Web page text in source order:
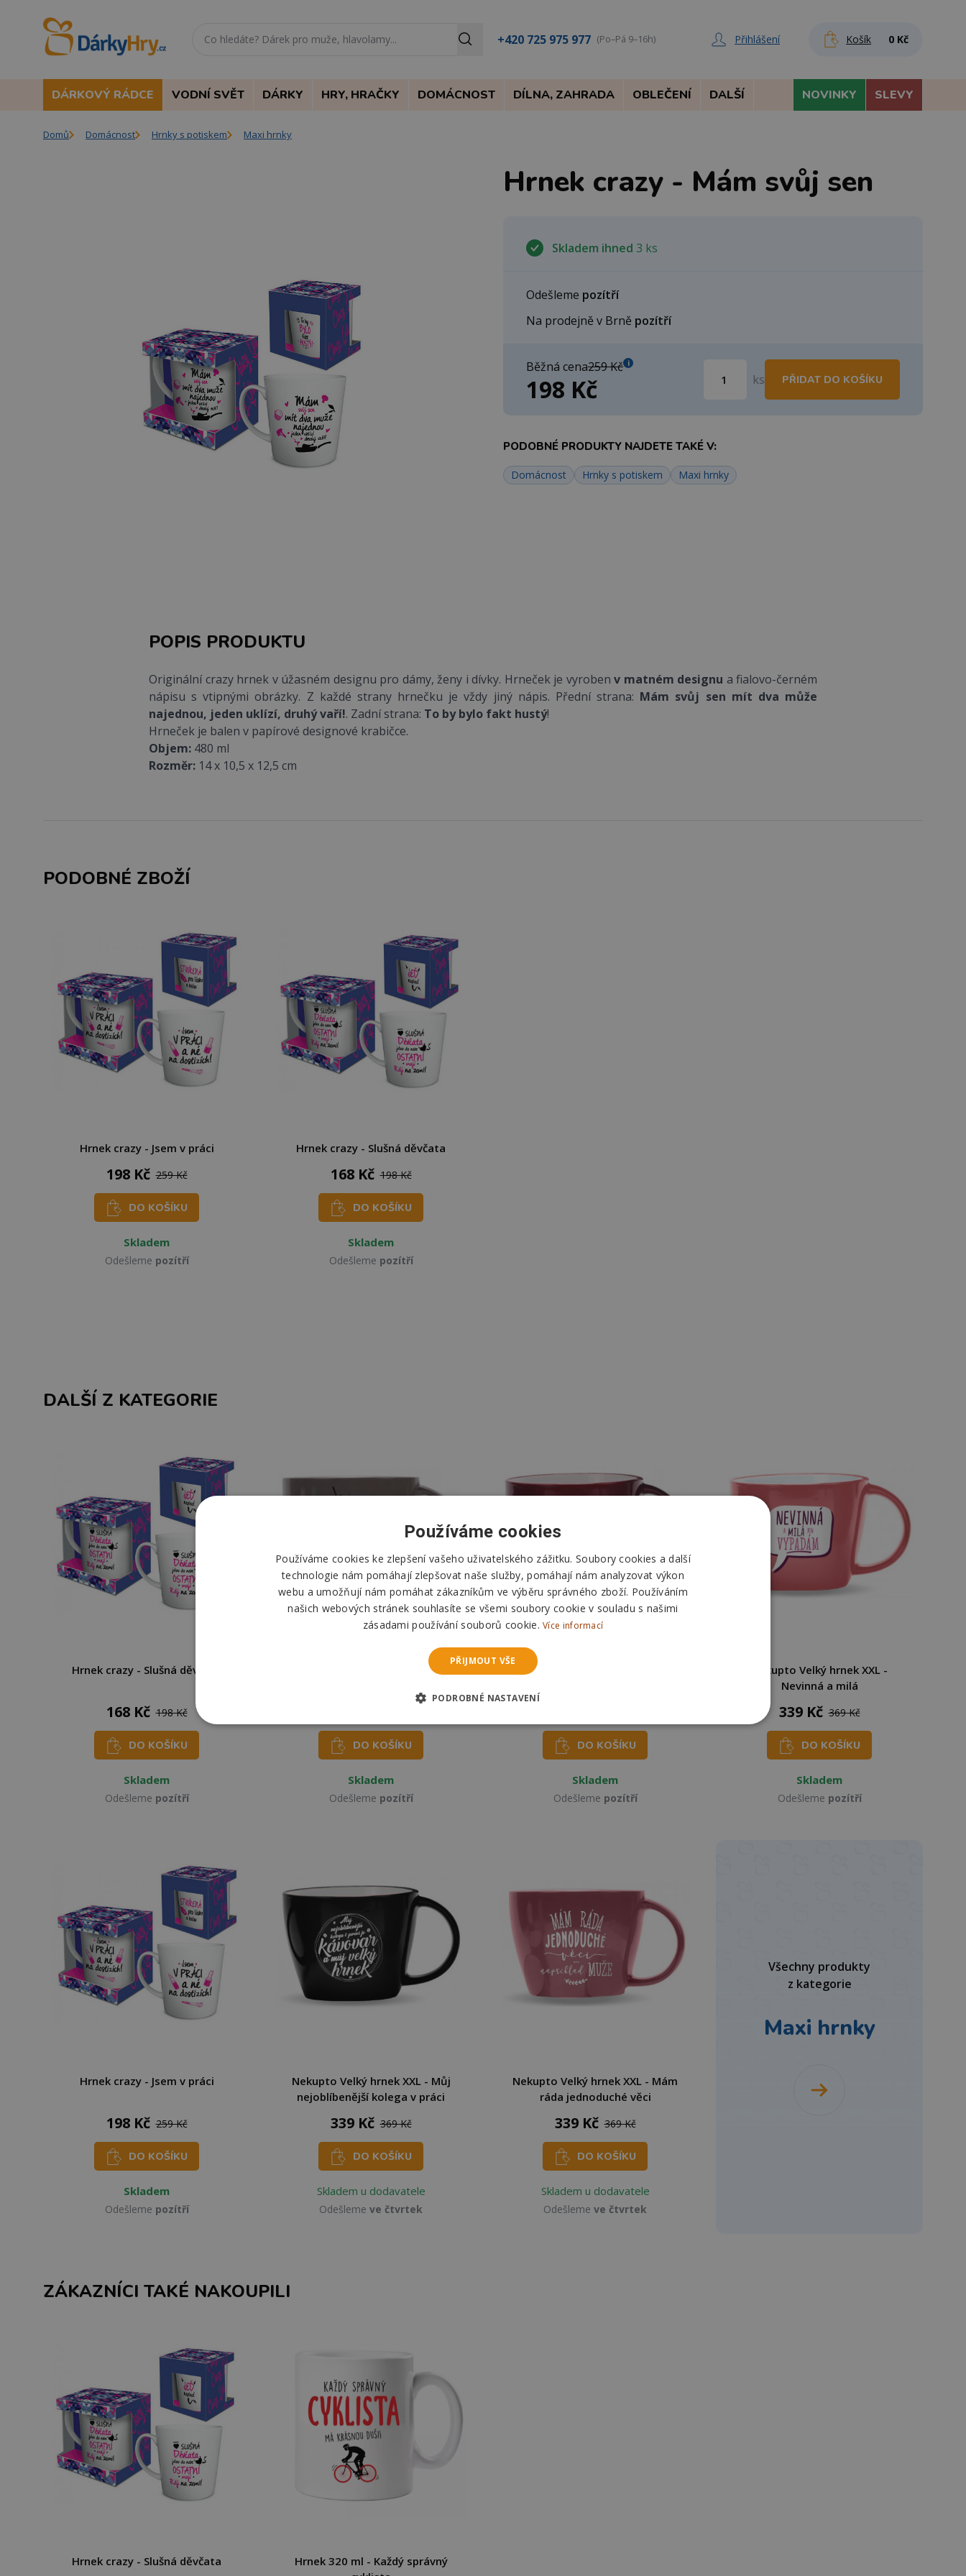
+420 725 975 977 (Po–Pá 9–16h) Přihlášení Košík 0 Kč
DÁRKOVÝ RÁDCE VODNÍ SVĚT DÁRKY HRY, HRAČKY DOMÁCNOST DÍLNA, ZAHRADA OBLEČENÍ DALŠÍ NOVINKY SLEVY
Domů Domácnost Hrnky s potiskem Maxi hrnky
Hrnek crazy - Mám svůj sen
Skladem ihned 3 ks
Odešleme pozítří
Na prodejně v Brně pozítří
198 Kč
Běžná cena259 Kč i
ks PŘIDAT DO KOŠÍKU
PODOBNÉ PRODUKTY NAJDETE TAKÉ V:
Domácnost Hrnky s potiskem Maxi hrnky
POPIS PRODUKTU
Originální crazy hrnek v úžasném designu pro dámy, ženy i dívky. Hrneček je vyroben v matném designu a fialovo-černém
nápisu s vtipnými obrázky. Z každé strany hrnečku je vždy jiný nápis. Přední strana: Mám svůj sen mít dva může
najednou, jeden uklízí, druhý vaří!. Zadní strana: To by bylo fakt hustý!
Hrneček je balen v papírové designové krabičce.
Objem: 480 ml
Rozměr: 14 x 10,5 x 12,5 cm
PODOBNÉ ZBOŽÍ
Hrnek crazy - Jsem v práci
198 Kč 259 Kč
DO KOŠÍKU
Skladem
Odešleme pozítří
Hrnek crazy - Slušná děvčata
168 Kč 198 Kč
DO KOŠÍKU
Skladem
Odešleme pozítří
DALŠÍ Z KATEGORIE
Hrnek crazy - Slušná děvčata
168 Kč 198 Kč
DO KOŠÍKU
Skladem
Odešleme pozítří
Nekupto Velký hrnek XXL - Big
DO KOŠÍKU
Skladem
Odešleme pozítří
Nekupto Velký hrnek XXL - Pro
DO KOŠÍKU
Skladem
Odešleme pozítří
Nekupto Velký hrnek XXL -
Nevinná a milá
339 Kč 369 Kč
DO KOŠÍKU
Skladem
Odešleme pozítří
Hrnek crazy - Jsem v práci
198 Kč 259 Kč
DO KOŠÍKU
Skladem
Odešleme pozítří
Nekupto Velký hrnek XXL - Můj
nejoblíbenější kolega v práci
339 Kč 369 Kč
DO KOŠÍKU
Skladem u dodavatele
Odešleme ve čtvrtek
Nekupto Velký hrnek XXL - Mám
ráda jednoduché věci
339 Kč 369 Kč
DO KOŠÍKU
Skladem u dodavatele
Odešleme ve čtvrtek
Všechny produkty
z kategorie
Maxi hrnky
ZÁKAZNÍCI TAKÉ NAKOUPILI
Hrnek crazy - Slušná děvčata
Hrnek 320 ml - Každý správný
Používáme cookies
Používáme cookies ke zlepšení vašeho uživatelského zážitku. Soubory cookies a další
technologie nám pomáhají zlepšovat naše služby, pomáhají nám analyzovat výkon
webu a umožňují nám pomáhat zákazníkům ve výběru správného zboží. Používáním
našich webových stránek souhlasíte se všemi soubory cookie v souladu s našimi
zásadami používání souborů cookie.Více informací
PŘIJMOUT VŠE
PODROBNÉ NASTAVENÍ